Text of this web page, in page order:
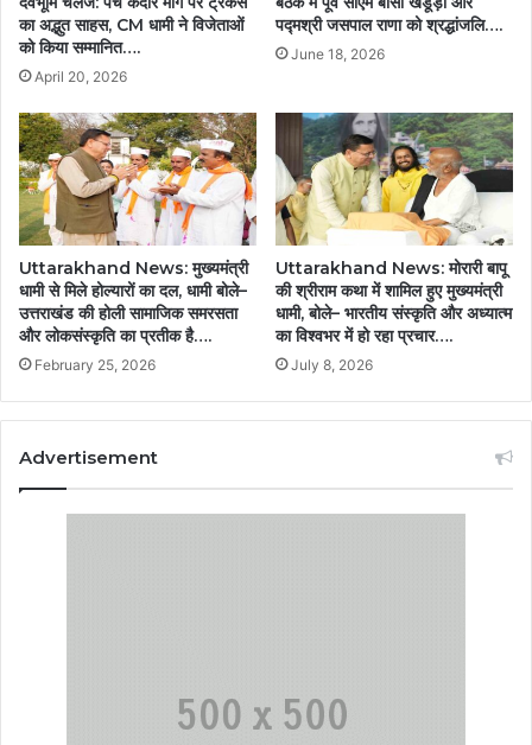
का अद्भुत साहस, CM धामी ने विजेताओं
को किया सम्मानित….
April 20, 2026
पद्मश्री जसपाल राणा को श्रद्धांजलि….
June 18, 2026
Uttarakhand News: मुख्यमंत्री
धामी से मिले होल्यारों का दल, धामी बोले–
उत्तराखंड की होली सामाजिक समरसता
और लोकसंस्कृति का प्रतीक है….
February 25, 2026
Uttarakhand News: मोरारी बापू
की श्रीराम कथा में शामिल हुए मुख्यमंत्री
धामी, बोले– भारतीय संस्कृति और अध्यात्म
का विश्वभर में हो रहा प्रचार….
July 8, 2026
Advertisement